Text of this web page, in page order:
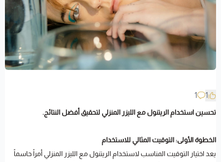
1
1
تحسين استخدام الريتنول مع الليزر المنزلي لتحقيق أفضل النتائج.
الخطوة الأولى: التوقيت المثالي للاستخدام
يعد اختيار التوقيت المناسب لاستخدام الريتنول مع الليزر المنزلي أمراً حاسماً